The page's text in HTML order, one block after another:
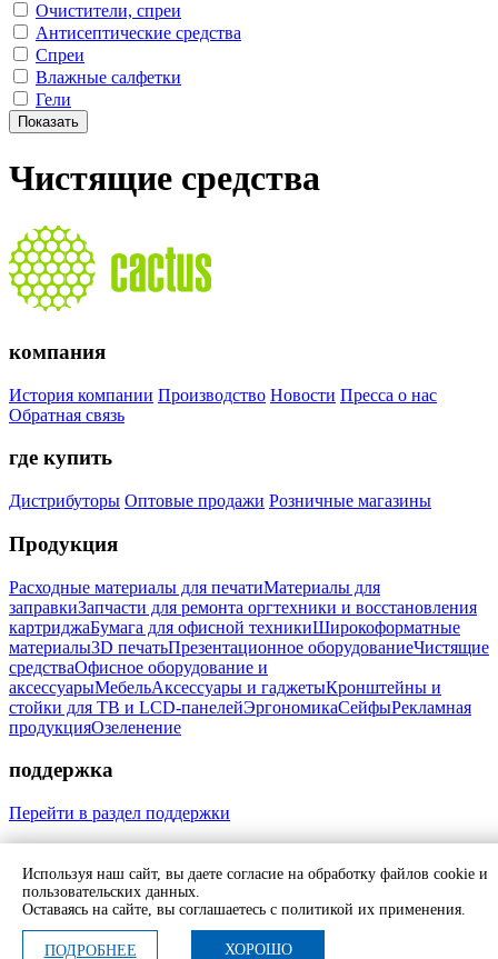
Очистители, спреи
Антисептические средства
Спреи
Влажные салфетки
Гели
Чистящие средства
компания
История компании Производство Новости Пресса о нас
Обратная связь
где купить
Дистрибуторы Оптовые продажи Розничные магазины
Продукция
Расходные материалы для печатиМатериалы для
заправкиЗапчасти для ремонта оргтехники и восстановления
картриджаБумага для офисной техникиШирокоформатные
материалы3D печатьПрезентационное оборудованиеЧистящие
средстваОфисное оборудование и
аксессуарыМебельАксессуары и гаджетыКронштейны и
стойки для ТВ и LCD-панелейЭргономикаСейфыРекламная
продукцияОзеленение
поддержка
Перейти в раздел поддержки
Свяжитесь с нами
Политика обработки персональных данных Согласие на
обработку персональных данных
Используя наш сайт, вы даете согласие на обработку файлов cookie и
пользовательских данных.
Оставаясь на сайте, вы соглашаетесь с политикой их применения.
ПОДРОБНЕЕ ХОРОШО